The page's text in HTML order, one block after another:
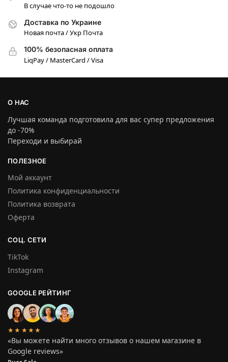
В случае что-то не подошло
Доставка по Украине
Новая почта / Укр Почта
100% безопасная оплата
LiqPay / MasterCard / Visa
О НАС
Лучшая команда подготовила для вас супер предложения
до -70%
Переходи и выбирай
ПОЛЕЗНОЕ
Мой аккаунт
Политика конфиденциальности
Политика возврата
Оферта
СОЦ. СЕТИ
TikTok
Instagram
GOOGLE РЕЙТИНГ
★★★★★
«Вы можете найти много отзывов о нашем магазине в
Google reviews»